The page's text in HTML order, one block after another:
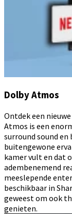
Dolby Atmos
Ontdek een
Atmos is een
surround sound
buitengewone
kamer vult en dat
adembenemend
meeslepende
beschikbaar in
geweest om ook
genieten.